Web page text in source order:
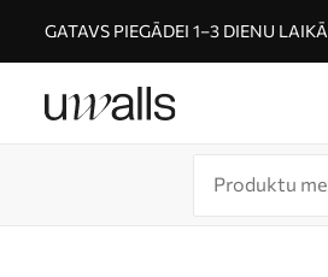
GATAVS PIEGĀDEI 1–3 DIENU LAIKĀ